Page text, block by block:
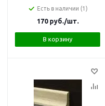
Есть в наличии (1)
170руб./шт.
В корзину